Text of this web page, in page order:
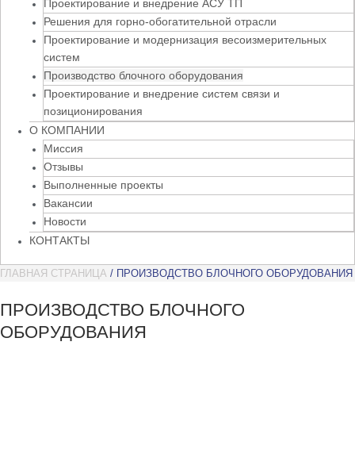
Проектирование и внедрение АСУ ТП
Решения для горно-обогатительной отрасли
Проектирование и модернизация весоизмерительных
систем
Производство блочного оборудования
Проектирование и внедрение систем связи и
позиционирования
О КОМПАНИИ
Миссия
Отзывы
Выполненные проекты
Вакансии
Новости
КОНТАКТЫ
ГЛАВНАЯ СТРАНИЦА / ПРОИЗВОДСТВО БЛОЧНОГО ОБОРУДОВАНИЯ
ПРОИЗВОДСТВО БЛОЧНОГО
ОБОРУДОВАНИЯ